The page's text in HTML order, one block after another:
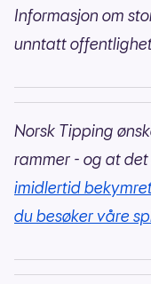
Informasjon om
unntatt
Norsk Tipping
rammer - og at
imidlertid
du besøker våre